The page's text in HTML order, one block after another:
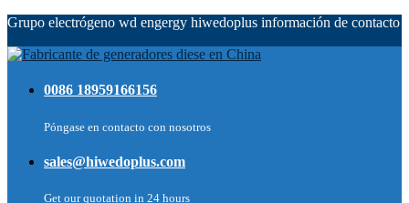
Grupo electrógeno wd engergy hiwedoplus información de contacto
0086 18959166156
Póngase en contacto con nosotros
sales@hiwedoplus.com
Get our quotation in 24 hours